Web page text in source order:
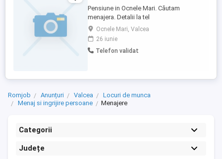
Pensiune in Ocnele Mari. Căutam
menajera. Detalii la tel
Ocnele Mari, Valcea
26 iunie
Telefon validat
Romjob Anunțuri Valcea
Locuri de munca
Menaj si ingrijire persoane
Menajere
Categorii
Județe